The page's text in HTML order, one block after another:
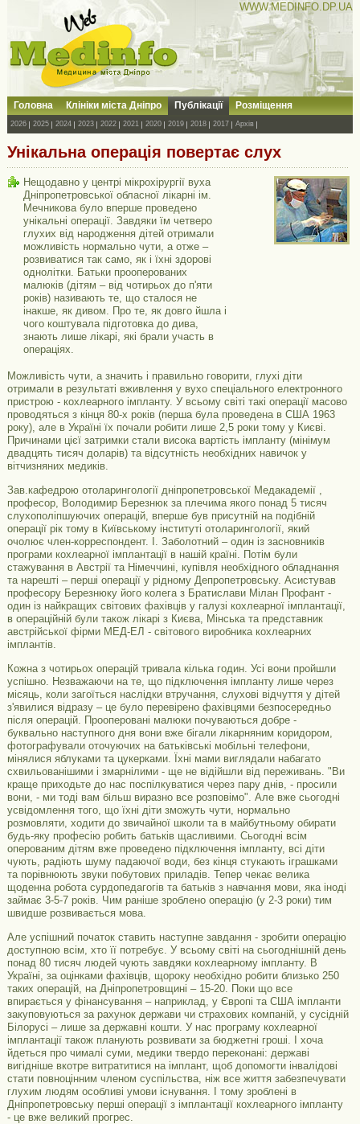
WWW.MEDINFO.DP.UA
Головна Клініки міста Дніпро Публікації Розміщення
2026 2025 2024 2023 2022 2021 2020 2019 2018 2017 Архів
Унікальна операція повертає слух
Нещодавно у центрі мікрохірургії вуха
Дніпропетровської обласної лікарні ім.
Мечникова було вперше проведено
унікальні операції. Завдяки їм четверо
глухих від народження дітей отримали
можливість нормально чути, а отже –
розвиватися так само, як і їхні здорові
однолітки. Батьки прооперованих
малюків (дітям – від чотирьох до п'яти
років) називають те, що сталося не
інакше, як дивом. Про те, як довго йшла і
чого коштувала підготовка до дива,
знають лише лікарі, які брали участь в
операціях.
Можливість чути, а значить і правильно говорити, глухі діти
отримали в результаті вживлення у вухо спеціального електронного
пристрою - кохлеарного імпланту. У всьому світі такі операції масово
проводяться з кінця 80-х років (перша була проведена в США 1963
року), але в Україні їх почали робити лише 2,5 роки тому у Києві.
Причинами цієї затримки стали висока вартість імпланту (мінімум
двадцять тисяч доларів) та відсутність необхідних навичок у
вітчизняних медиків.
Зав.кафедрою отоларингології дніпропетровської Медакадемії ,
професор, Володимир Березнюк за плечима якого понад 5 тисяч
слухополіпшуючих операцій, вперше був присутній на подібній
операції рік тому в Київському інституті отоларингології, який
очолює член-корреспондент. І. Заболотний – один із засновників
програми кохлеарної імплантації в нашій країні. Потім були
стажування в Австрії та Німеччині, купівля необхідного обладнання
та нарешті – перші операції у рідному Депропетровську. Асистував
професору Березнюку його колега з Братислави Мілан Профант -
один із найкращих світових фахівців у галузі кохлеарної імплантації,
в операційній були також лікарі з Києва, Мінська та представник
австрійської фірми МЕД-ЕЛ - світового виробника кохлеарних
імплантів.
Кожна з чотирьох операцій тривала кілька годин. Усі вони пройшли
успішно. Незважаючи на те, що підключення імпланту лише через
місяць, коли загоїться наслідки втручання, слухові відчуття у дітей
з'явилися відразу – це було перевірено фахівцями безпосередньо
після операцій. Прооперовані малюки почуваються добре -
буквально наступного дня вони вже бігали лікарняним коридором,
фотографували оточуючих на батьківські мобільні телефони,
мінялися яблуками та цукерками. Їхні мами виглядали набагато
схвильованішими і змарнілими - ще не відійшли від переживань. "Ви
краще приходьте до нас поспілкуватися через пару днів, - просили
вони, - ми тоді вам більш виразно все розповімо". Але вже сьогодні
усвідомлення того, що їхні діти зможуть чути, нормально
розмовляти, ходити до звичайної школи та в майбутньому обирати
будь-яку професію робить батьків щасливими. Сьогодні всім
оперованим дітям вже проведено підключення імпланту, всі діти
чують, радіють шуму падаючої води, без кінця стукають іграшками
та порівнюють звуки побутових приладів. Тепер чекає велика
щоденна робота сурдопедагогів та батьків з навчання мови, яка іноді
займає 3-5-7 років. Чим раніше зроблено операцію (у 2-3 роки) тим
швидше розвивається мова.
Але успішний початок ставить наступне завдання - зробити операцію
доступною всім, хто її потребує. У всьому світі на сьогоднішній день
понад 80 тисяч людей чують завдяки кохлеарному імпланту. В
Україні, за оцінками фахівців, щороку необхідно робити близько 250
таких операцій, на Дніпропетровщині – 15-20. Поки що все
впирається у фінансування – наприклад, у Європі та США імпланти
закуповуються за рахунок держави чи страхових компаній, у сусідній
Білорусі – лише за державні кошти. У нас програму кохлеарної
імплантації також планують розвивати за бюджетні гроші. І хоча
йдеться про чималі суми, медики твердо переконані: державі
вигідніше вкотре витратитися на імплант, щоб допомогти інвалідові
стати повноцінним членом суспільства, ніж все життя забезпечувати
глухим людям особливі умови існування. І тому зроблені в
Дніпропетровську перші операції з імплантації кохлеарного імпланту
- це вже великий прогрес.